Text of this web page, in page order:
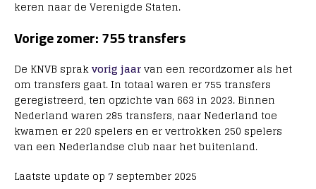
keren naar de Verenigde Staten.
Vorige zomer: 755 transfers
De KNVB sprakvorig jaarvan een recordzomer als het
om transfers gaat. In totaal waren er 755 transfers
geregistreerd, ten opzichte van 663 in 2023. Binnen
Nederland waren 285 transfers, naar Nederland toe
kwamen er 220 spelers en er vertrokken 250 spelers
van een Nederlandse club naar het buitenland.
Laatste update op 7 september 2025